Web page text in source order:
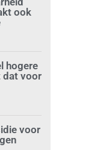
ook
hogere
dat voor
voor